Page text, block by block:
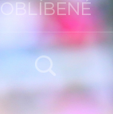
OBLÍBENÉ